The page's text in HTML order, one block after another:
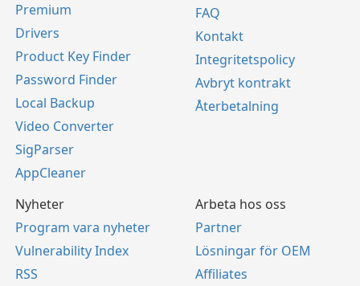
Premium
Drivers
Product Key Finder
Password Finder
Local Backup
Video Converter
SigParser
AppCleaner
FAQ
Kontakt
Integritetspolicy
Avbryt kontrakt
Återbetalning
Nyheter
Program vara nyheter
Vulnerability Index
RSS
Arbeta hos oss
Partner
Lösningar för OEM
Affiliates